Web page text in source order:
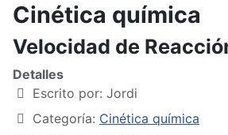
Cinética química
Velocidad de
Detalles
Escrito por: Jordi
Categoría: Cinética química